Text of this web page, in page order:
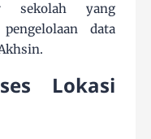
sekolah yang
data
Lokasi